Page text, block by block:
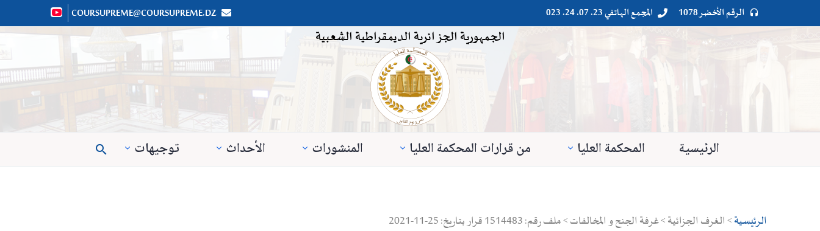

 الرقم الأخضر 1078 
 المجمع الهاتفي 23. 07. 24. 023 

COURSUPREME@COURSUPREME.DZ
الجمهورية الجزائرية الديمقراطية الشعبية
الرئيسية المحكمة العليا من قرارات المحكمة العليا المنشورات الأحداث توجيهات 
الرئيسية> الغرف الجزائية > غرفة الجنح و المخالفات > ملف رقم: 1514483 قرار بتاريخ: 25-11-2021